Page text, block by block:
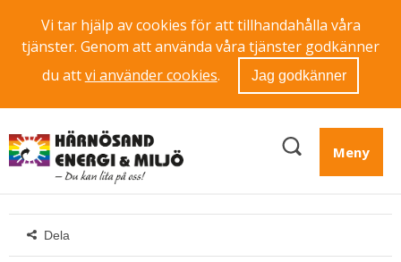
Vi tar hjälp av cookies för att tillhandahålla våra
tjänster. Genom att använda våra tjänster godkänner
du attvi använder cookies. Jag godkänner
Meny
Dela